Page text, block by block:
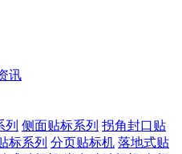
讯
列 侧面贴标系列 拐角封口贴
标系列 分页贴标机 落地式贴